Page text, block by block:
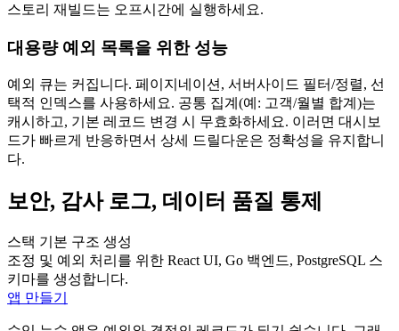
스토리 재빌드는 오프시간에 실행하세요.
대용량 예외 목록을 위한 성능
예외 큐는 커집니다. 페이지네이션, 서버사이드 필터/정렬, 선
택적 인덱스를 사용하세요. 공통 집계(예: 고객/월별 합계)는
캐시하고, 기본 레코드 변경 시 무효화하세요. 이러면 대시보
드가 빠르게 반응하면서 상세 드릴다운은 정확성을 유지합니
다.
보안, 감사 로그, 데이터 품질 통제
스택 기본 구조 생성
조정 및 예외 처리를 위한 React UI, Go 백엔드, PostgreSQL 스
키마를 생성합니다.
앱 만들기